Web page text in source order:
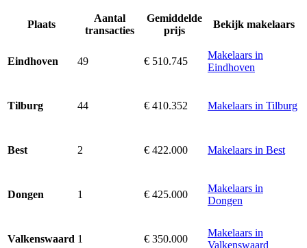
Plaats
Aantal
transacties
Gemiddelde
prijs
Bekijk makelaars
Eindhoven 49 € 510.745
Makelaars in
Eindhoven
Tilburg 44 € 410.352 Makelaars in Tilburg
Best 2 € 422.000 Makelaars in Best
Dongen 1 € 425.000
Makelaars in
Dongen
Valkenswaard 1 € 350.000
Makelaars in
Valkenswaard